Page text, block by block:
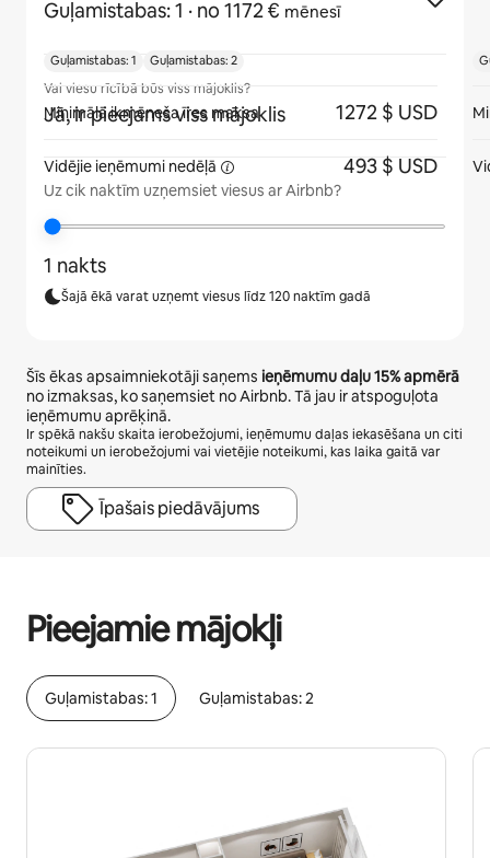
Guļamistabas: 1 · no 1172 € mēnesī
Vai viesu rīcībā būs viss mājoklis?
Jā, ir pieejams viss mājoklis
Uz cik naktīm uzņemsiet viesus ar Airbnb?
1 nakts
Šajā ēkā varat uzņemt viesus līdz 120 naktīm gadā
Šīs ēkas apsaimniekotāji saņems ieņēmumu daļu15%apmērā
no izmaksas, ko saņemsiet no Airbnb. Tā jau ir atspoguļota
ieņēmumu aprēķinā.
Ir spēkā nakšu skaita ierobežojumi, ieņēmumu daļas iekasēšana un citi
noteikumi un ierobežojumi vai vietējie noteikumi, kas laika gaitā var
mainīties.
Īpašais piedāvājums
Pieejamie mājokļi
Guļamistabas: 1 Guļamistabas: 2
Guļamistabas: 1 Guļamistabas: 2
Minimālā ikmēneša īres maksa 1272 $ USD
Vidējie ieņēmumi nedēļā 493 $ USD